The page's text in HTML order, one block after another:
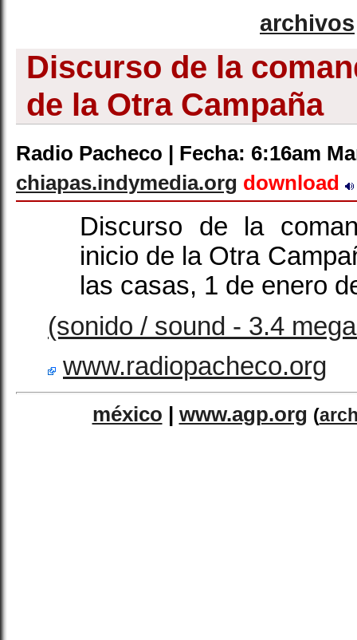
archivos
Discurso de la
de la Otra Campaña
Radio Pacheco | Fecha: 6:16am
chiapas.indymedia.org download
Discurso de la
inicio de la Otra
las casas, 1 de enero
(sonido / sound - 3.4
www.radiopacheco.org
méxico | www.agp.org (